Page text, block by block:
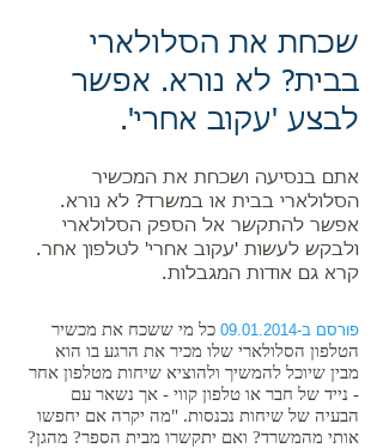
שכחת את הסלולארי
בבית? לא נורא. אפשר
לבצע 'עקוב אחרי'.
אתם בנסיעה ושכחת את המכשיר
הסלולארי בבית או במשרד? לא נורא.
אפשר להתקשר אל הספק הסלולארי
ולבקש לעשות 'עקוב אחרי' לטלפון אחר.
קרא גם אודות המגבלות.
פורסם ב-09.01.2014
כל מי ששכח את מכשיר
הטלפון הסלולארי שלו מכיר את הרגע בו הוא
מבין שיוכל להמשיך ולהוציא שיחות מטלפון אחר
- נייד של חבר או טלפון קווי - אך נשאר עם
הבעיה של שיחות נכנסות. "מה יקרה אם יחפשו
אותי מהמשרד? ואם יתקשרו מבית הספר? מהגן?